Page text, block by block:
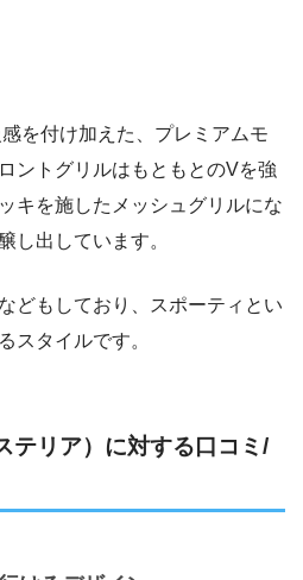
を付け加えた、プレミアムモ
ントグリルはもともとのVを強
キを施したメッシュグリルにな
し出しています。
どもしており、スポーティとい
スタイルです。
テリア）に対する口コミ/